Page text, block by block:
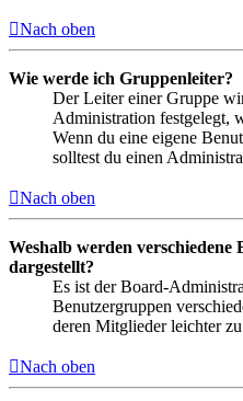
Nach oben
Wie werde ich Gruppenleiter?
Der Leiter einer Gruppe
Administration festgelegt,
Wenn du eine eigene
solltest du einen
Nach oben
Weshalb werden
dargestellt?
Es ist der Board-
Benutzergruppen
deren Mitglieder leichter
Nach oben